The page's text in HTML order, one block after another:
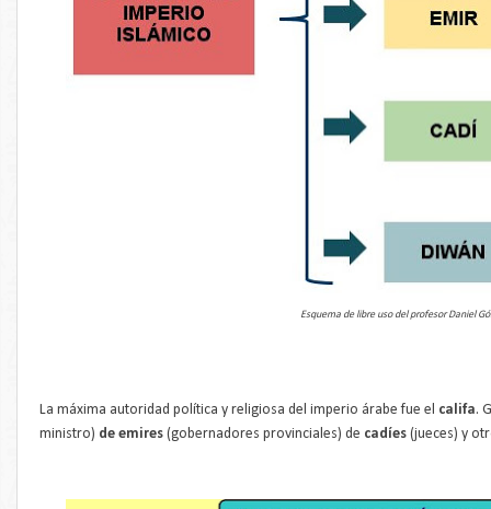
Esquema de libre uso del profesor Daniel
La máxima autoridad política y religiosa del imperio árabe fue el califa.
ministro) de emires (gobernadores provinciales) de cadíes (jueces) y